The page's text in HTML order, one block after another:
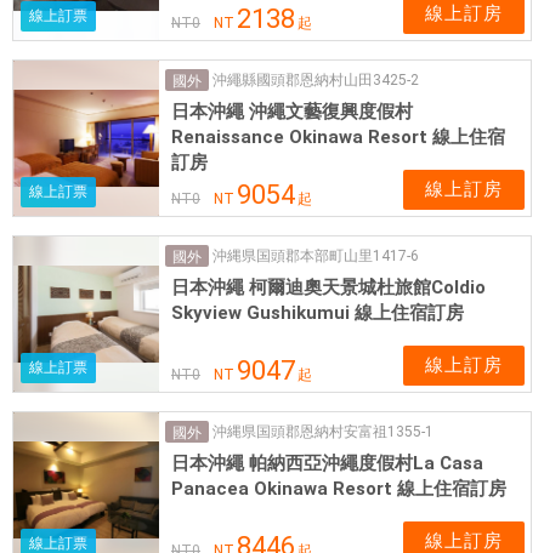
線上訂票 NT0 NT 2138 起 線上訂房
線上訂票
國外 沖繩縣國頭郡恩納村山田3425-2
日本沖繩 沖繩文藝復興度假村
Renaissance Okinawa Resort 線上住宿
訂房
NT0 NT 9054 起 線上訂房
線上訂票
國外 沖縄県国頭郡本部町山里1417-6
日本沖繩 柯爾迪奧天景城杜旅館Coldio
Skyview Gushikumui 線上住宿訂房
NT0 NT 9047 起 線上訂房
線上訂票
國外 沖縄県国頭郡恩納村安富祖1355-1
日本沖繩 帕納西亞沖繩度假村La Casa
Panacea Okinawa Resort 線上住宿訂房
8446 線上訂房